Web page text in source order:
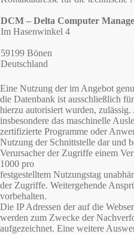
DCM – Delta Computer
Im Hasenwinkel 4
59199 Bönen
Deutschland
Eine Nutzung der im Angebot
die Datenbank ist ausschließlich
hierzu autorisiert wurden,
insbesondere das maschinelle
zertifizierte Programme oder
Nutzung der Schnittstelle dar und
Verursacher der Zugriffe einem
1000 pro
festgestelltem Nutzungstag
der Zugriffe. Weitergehende
vorbehalten.
Die IP Adressen der auf die
werden zum Zwecke der
aufgezeichnet. Eine weitere